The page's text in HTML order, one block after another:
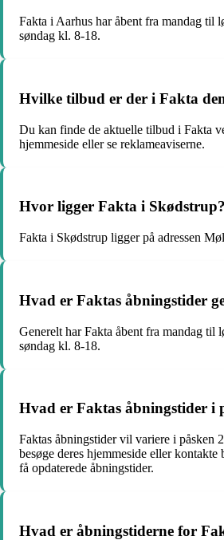
Fakta i Aarhus har åbent fra mandag til
søndag kl. 8-18.
Hvilke tilbud er der i Fakta
Du kan finde de aktuelle tilbud i Fakta
hjemmeside eller se reklameaviserne.
Hvor ligger Fakta i Skødstrup?
Fakta i Skødstrup ligger på adressen
Hvad er Faktas åbningstider
Generelt har Fakta åbent fra mandag til
søndag kl. 8-18.
Hvad er Faktas åbningstider i
Faktas åbningstider vil variere i påsken
besøge deres hjemmeside eller
få opdaterede åbningstider.
Hvad er åbningstiderne for